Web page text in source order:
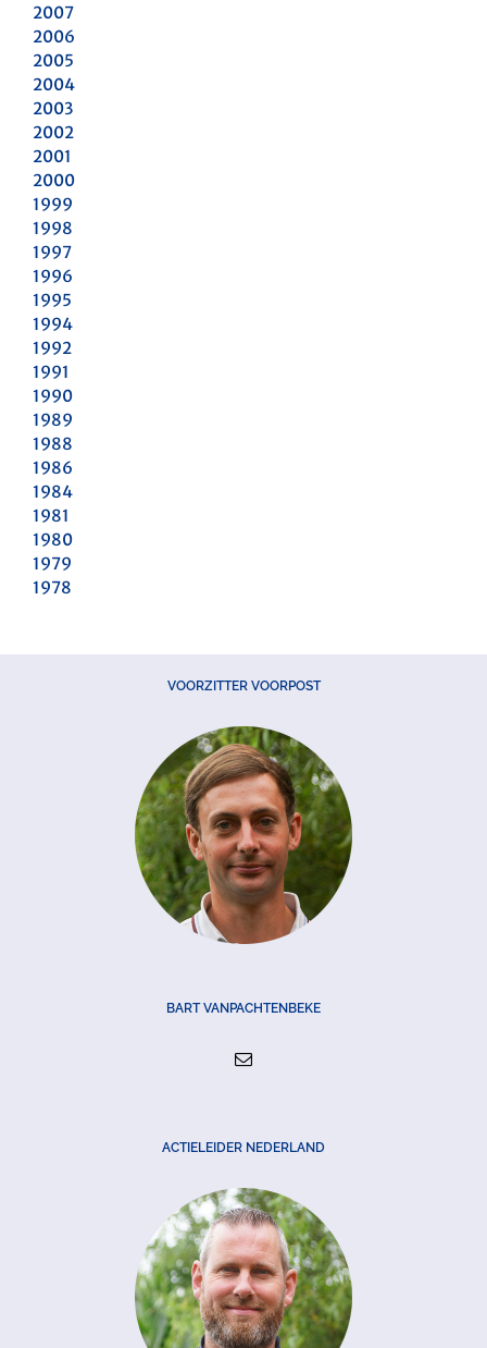
2007
2006
2005
2004
2003
2002
2001
2000
1999
1998
1997
1996
1995
1994
1992
1991
1990
1989
1988
1986
1984
1981
1980
1979
1978
VOORZITTER VOORPOST
BART VANPACHTENBEKE
ACTIELEIDER NEDERLAND